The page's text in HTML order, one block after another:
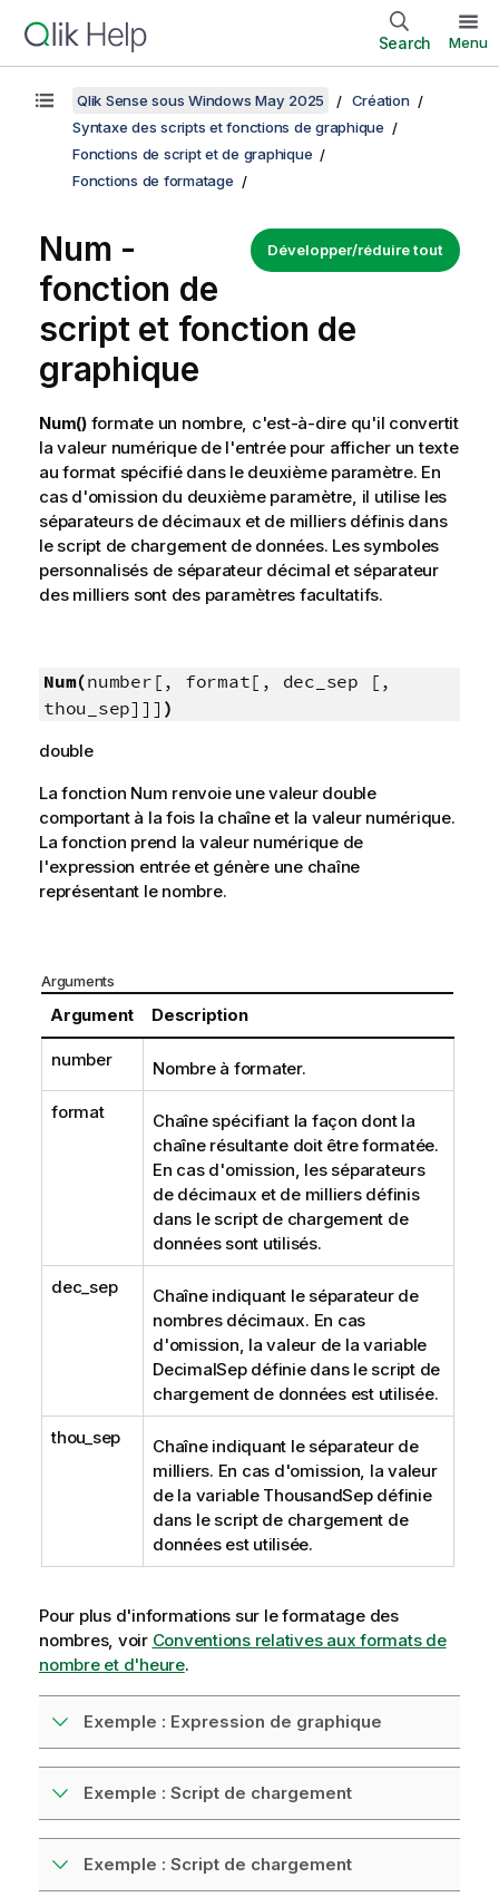
Search Menu
Qlik Sense sous Windows May 2025
Création
Syntaxe des scripts et fonctions de graphique
Fonctions de script et de graphique
Fonctions de formatage
Développer/réduire tout
Num -
fonction de
script et fonction de
graphique
Num()formate un nombre, c'est-à-dire qu'il convertit
la valeur numérique de l'entrée pour afficher un texte
au format spécifié dans le deuxième paramètre. En
cas d'omission du deuxième paramètre, il utilise les
séparateurs de décimaux et de milliers définis dans
le script de chargement de données. Les symboles
personnalisés de séparateur décimal et séparateur
des milliers sont des paramètres facultatifs.
Num(number[, format[, dec_sep [,
thou_sep]]] )
double
La fonction Num renvoie une valeur double
comportant à la fois la chaîne et la valeur numérique.
La fonction prend la valeur numérique de
l'expression entrée et génère une chaîne
représentant le nombre.
Arguments
Argument Description
number Nombre à formater.
format
Chaîne spécifiant la façon dont la
chaîne résultante doit être formatée.
En cas d'omission, les séparateurs
de décimaux et de milliers définis
dans le script de chargement de
données sont utilisés.
dec_sep
Chaîne indiquant le séparateur de
nombres décimaux. En cas
d'omission, la valeur de la variable
DecimalSep définie dans le script de
chargement de données est utilisée.
thou_sep
Chaîne indiquant le séparateur de
milliers. En cas d'omission, la valeur
de la variable ThousandSep définie
dans le script de chargement de
données est utilisée.
Pour plus d'informations sur le formatage des
nombres, voir Conventions relatives aux formats de
nombre et d'heure.
Exemple : Expression de graphique
Exemple : Script de chargement
Exemple : Script de chargement